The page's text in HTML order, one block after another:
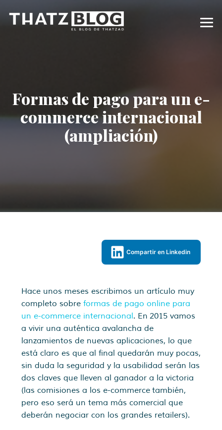
Formas de pago para un e-
commerce internacional
(ampliación)
Compartir en Linkedin
Hace unos meses escribimos un artículo muy
completo sobre formas de pago online para
un e-commerce internacional. En 2015 vamos
a vivir una auténtica avalancha de
lanzamientos de nuevas aplicaciones, lo que
está claro es que al final quedarán muy pocas,
sin duda la seguridad y la usabilidad serán las
dos claves que lleven al ganador a la victoria
(las comisiones a los e-commerce también,
pero eso será un tema más comercial que
deberán negociar con los grandes retailers).